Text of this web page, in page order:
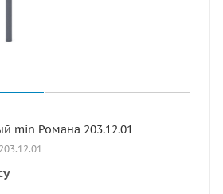
min Романа 203.12.01